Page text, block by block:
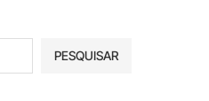
PESQUISAR